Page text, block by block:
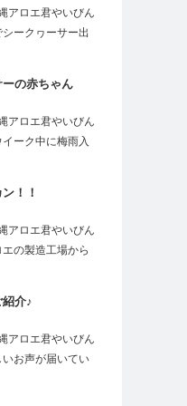
アロエ君やいびん
ークヮーサー出
の赤ちゃん
アロエ君やいびん
ーク中に梅雨入
！！
アロエ君やいびん
の製造工場から
介♪
アロエ君やいびん
いお声が届いてい